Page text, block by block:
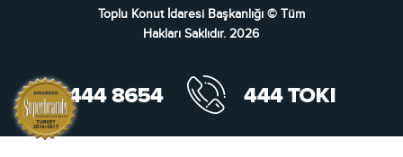
Toplu Konut İdaresi Başkanlığı © Tüm
Hakları Saklıdır. 2026